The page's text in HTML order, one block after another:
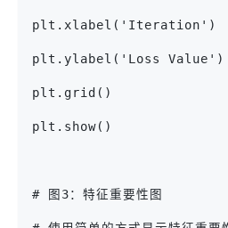
plt.xlabel('Iteration')
plt.ylabel('Loss Value')
plt.grid()
plt.show()
# 图3：特征重要性图